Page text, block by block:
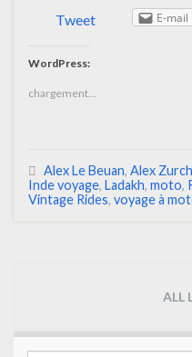
Tweet E-mail
WordPress:
chargement…
Alex Le Beuan, Alex
Inde voyage, Ladakh, moto,
Vintage Rides, voyage à
ALL